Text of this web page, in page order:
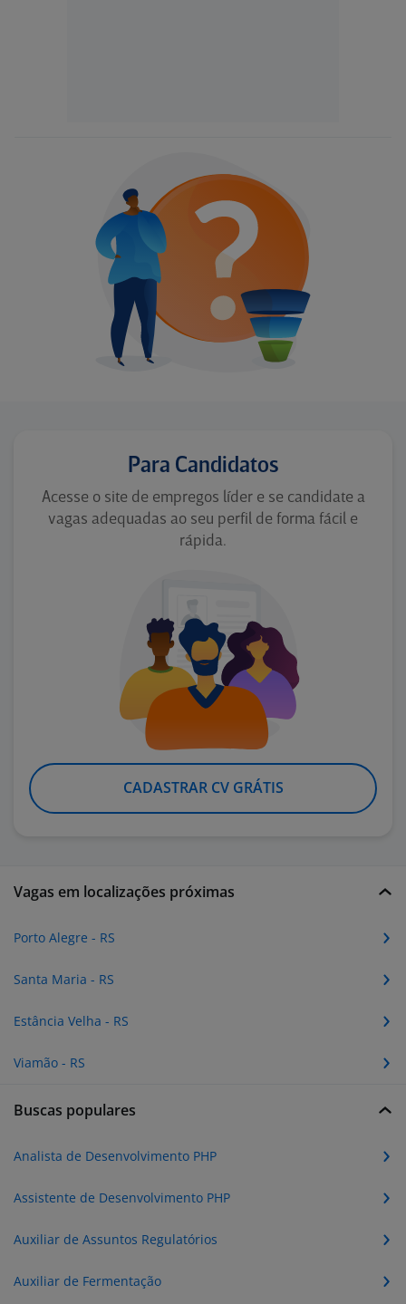
Para Candidatos
Acesse o site de empregos líder e se candidate a
vagas adequadas ao seu perfil de forma fácil e
rápida.
CADASTRAR CV GRÁTIS
Vagas em localizações próximas
Porto Alegre - RS
Santa Maria - RS
Estância Velha - RS
Viamão - RS
Buscas populares
Analista de Desenvolvimento PHP
Assistente de Desenvolvimento PHP
Auxiliar de Assuntos Regulatórios
Auxiliar de Fermentação